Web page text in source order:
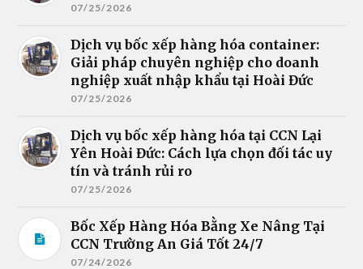
07/25/2026
Dịch vụ bốc xếp hàng hóa container:
Giải pháp chuyên nghiệp cho doanh
nghiệp xuất nhập khẩu tại Hoài Đức
07/25/2026
Dịch vụ bốc xếp hàng hóa tại CCN Lại
Yên Hoài Đức: Cách lựa chọn đối tác uy
tín và tránh rủi ro
07/25/2026
Bốc Xếp Hàng Hóa Bằng Xe Nâng Tại
CCN Trường An Giá Tốt 24/7
07/24/2026